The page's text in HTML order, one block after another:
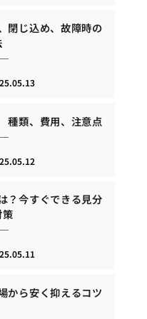
閉じ込め、故障時の
種類、費用、注意点
？今すぐできる見分
策
から安く抑えるコツ